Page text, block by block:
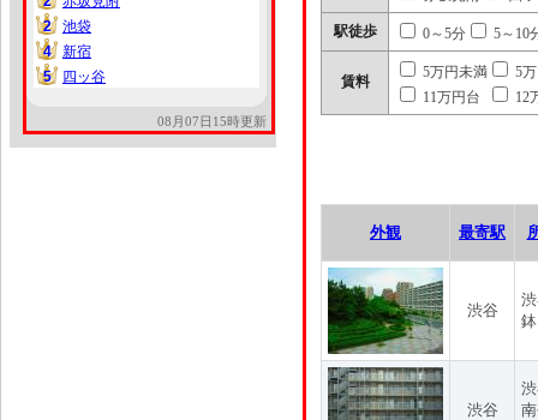
2
2
池袋
4
4
新宿
5
5 四ッ谷
08月07日15時更新
駅徒歩 0～5分 5～10
賃料
5万円未満
5
11万円台
12
外観 最寄駅
渋谷
渋谷